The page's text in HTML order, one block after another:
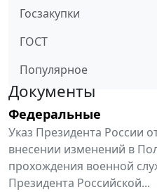
Госзакупки
ГОСТ
Популярное
Документы
Федеральные
Указ Президента России
внесении изменений в
прохождения военной
Президента Российской...